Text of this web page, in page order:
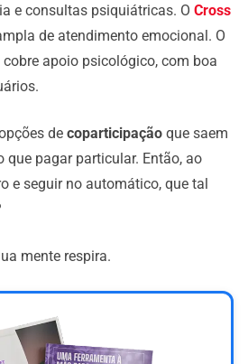
e consultas psiquiátricas. O Cross
de atendimento emocional. O
apoio psicológico, com boa
de coparticipação que saem
que pagar particular. Então, ao
e seguir no automático, que tal
mente respira.